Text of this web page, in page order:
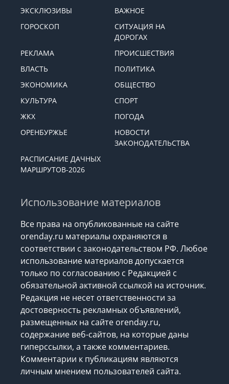
ЭКСКЛЮЗИВЫ
ВАЖНОЕ
ГОРОСКОП
СИТУАЦИЯ НА
ДОРОГАХ
РЕКЛАМА
ПРОИСШЕСТВИЯ
ВЛАСТЬ
ПОЛИТИКА
ЭКОНОМИКА
ОБЩЕСТВО
КУЛЬТУРА
СПОРТ
ЖКХ
ПОГОДА
ОРЕНБУРЖЬЕ
НОВОСТИ
ЗАКОНОДАТЕЛЬСТВА
РАСПИСАНИЕ ДАЧНЫХ
МАРШРУТОВ-2026
Использование материалов
Все права на опубликованные на сайте
orenday.ru материалы охраняются в
соответствии с законодательством РФ. Любое
использование материалов допускается
только по согласованию с Редакцией с
обязательной активной ссылкой на источник.
Редакция не несет ответственности за
достоверность рекламных объявлений,
размещенных на сайте orenday.ru,
содержание веб-сайтов, на которые даны
гиперссылки, а также комментариев.
Комментарии к публикациям являются
личным мнением пользователей сайта.